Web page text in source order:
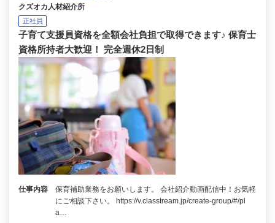
クズオカ人材紹介所
正社員
子育て支援員資格を全額会社負担で取得できます♪ 保育士
資格所持者大歓迎！ 完全週休2日制
仕事内容
保育補助業務をお願いします。 会社紹介動画配信中！お気軽
にご相談下さい。 https://v.classtream.jp/create-group/#/pl
a…